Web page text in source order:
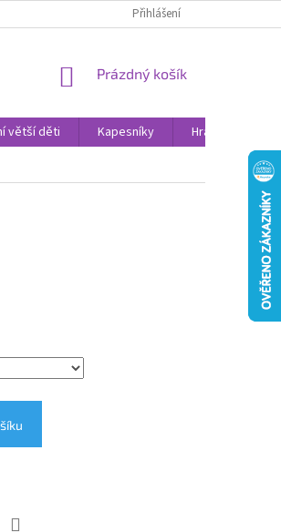
PROHLÁŠENÍ O OCHRANĚ OSOBNÍCH DAT
Přihlášení
NÁKUPNÍ
Prázdný košík
větší děti Kapesníky Hračky